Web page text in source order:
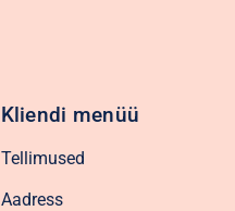
Kliendi menüü
Tellimused
Aadress